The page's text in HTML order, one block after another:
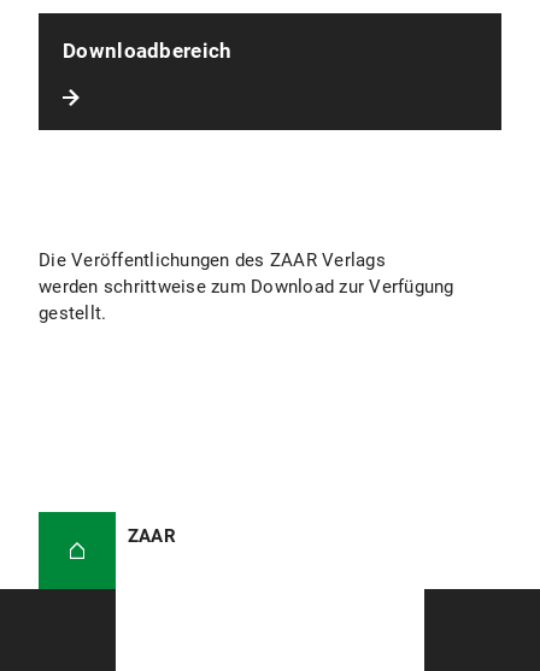
Downloadbereich
Die Veröffentlichungen des ZAAR Verlags
werden schrittweise zum Download zur Verfügung
gestellt.
ZAAR